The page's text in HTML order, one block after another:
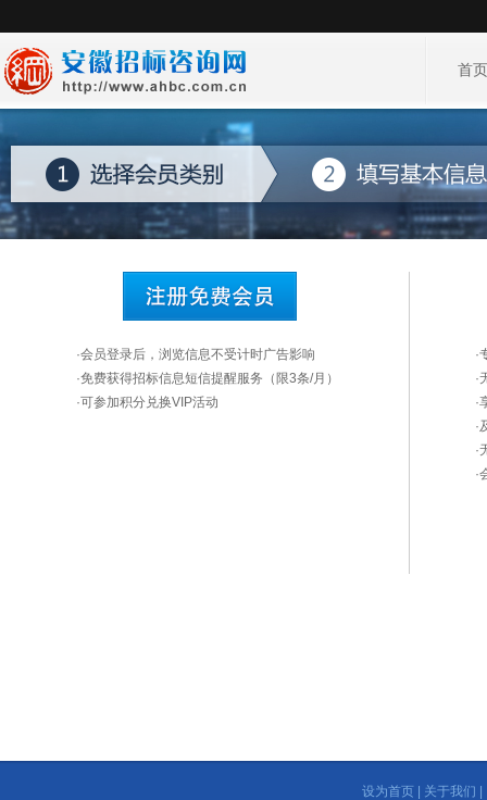
首
·会员登录后，浏览信息不受计时广告影响
·免费获得招标信息短信提醒服务（限3条/月）
·可参加积分兑换VIP活动
·
·
·
·
·
·
设为首页 关于我们